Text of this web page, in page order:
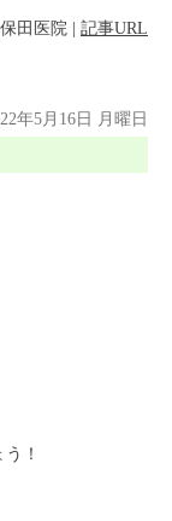
田医院 | 記事URL
年5月16日 月曜日
！